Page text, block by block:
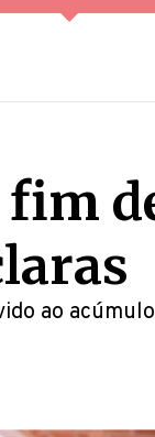
ao